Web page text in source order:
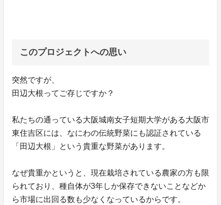
このプロジェクトへの思い
突然ですが、
田辺大根ってご存じですか？
私たちの通っている大阪城南女子短期大学がある大阪市
東住吉区には、なにわの伝統野菜にも認証されている
「田辺大根」という貴重な野菜があります。
なぜ貴重かというと、現在栽培されている農家の方も限
られており、種自体が3年しか保存できないことなどか
ら市場に出回る数も少なくなっているからです。